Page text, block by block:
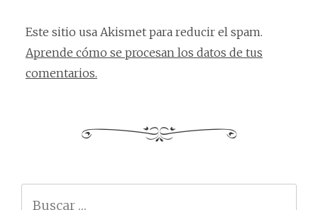
Este sitio usa Akismet para reducir el spam.
Aprende cómo se procesan los datos de tus
comentarios.